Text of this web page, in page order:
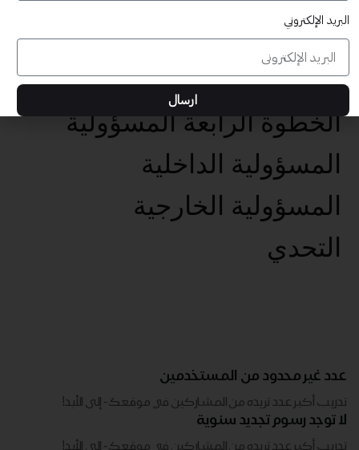
عناصر تحقيق الأهداف الخمس
تحديد الهدف الفعال
الخطوة الرابعة المسؤولية
المسؤولية الداخلية
المسؤولية الخارجية
التحدي
عدد غير محدود من المستخدمين
تدريب أكبر عدد تريده من المشاركين في موقعك - ​​إلى الأبد!
لا توجد رسوم تجديد سنوية
تدريب أكبر عدد تريده من المشاركين في موقعك - ​​إلى الأبد!
البريد الإلكتروني
ارسال